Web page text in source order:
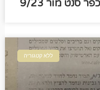
מור 9/23
ללא קטגוריה